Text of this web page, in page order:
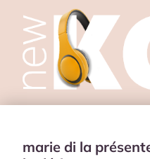
marie di la